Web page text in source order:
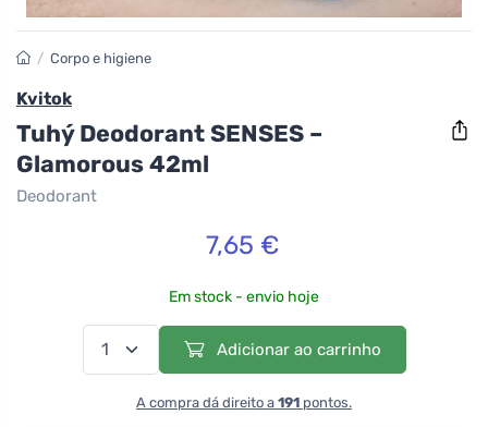
/ Corpo e higiene
Kvitok
Tuhý Deodorant SENSES –
Glamorous 42ml
Deodorant
7,65 €
Em stock - envio hoje
Adicionar ao carrinho
A compra dá direito a 191 pontos.